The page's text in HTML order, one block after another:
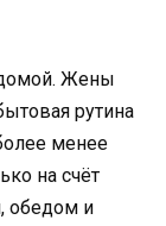
домой. Жены
рутина
менее
на счёт
обедом и